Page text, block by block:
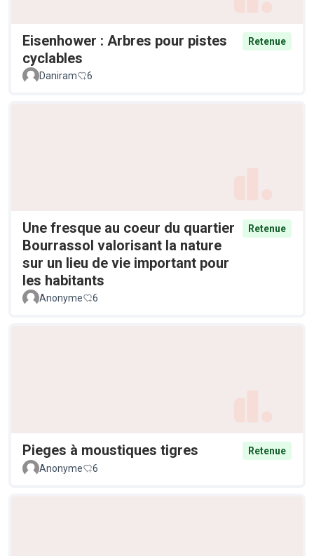
Eisenhower : Arbres pour pistes
cyclables
Retenue
Daniram 6
Une fresque au coeur du quartier
Bourrassol valorisant la nature
sur un lieu de vie important pour
les habitants
Retenue
Anonyme 6
Pieges à moustiques tigres
Retenue
Anonyme
6